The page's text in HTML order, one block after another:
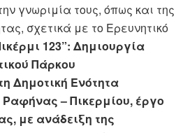
γνωριμία τους, όπως και της
σχετικά με το Ερευνητικό
123”: Δημιουργία
Πάρκου
Δημοτική Ενότητα
– Πικερμίου, έργο
με ανάδειξη της